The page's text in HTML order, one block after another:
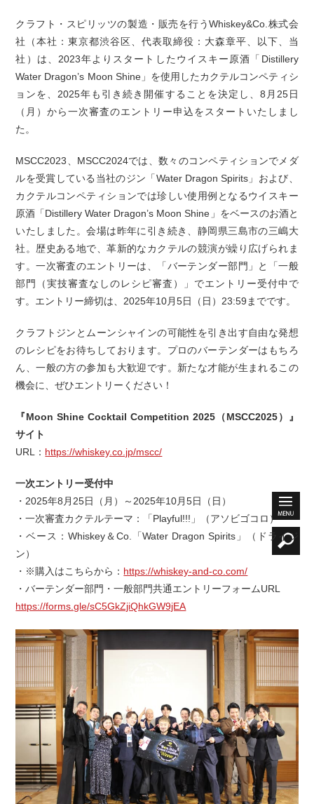
クラフト・スピリッツの製造・販売を行うWhiskey&Co.株式会
社（本社：東京都渋谷区、代表取締役：大森章平、以下、当
社）は、2023年よりスタートしたウイスキー原酒「Distillery
Water Dragon’s Moon Shine」を使用したカクテルコンペティシ
ョンを、2025年も引き続き開催することを決定し、8月25日
（月）から一次審査のエントリー申込をスタートいたしまし
た。
MSCC2023、MSCC2024では、数々のコンペティションでメダ
ルを受賞している当社のジン「Water Dragon Spirits」および、
カクテルコンペティションでは珍しい使用例となるウイスキー
原酒「Distillery Water Dragon’s Moon Shine」をベースのお酒と
いたしました。会場は昨年に引き続き、静岡県三島市の三嶋大
社。歴史ある地で、革新的なカクテルの競演が繰り広げられま
す。一次審査のエントリーは、「バーテンダー部門」と「一般
部門（実技審査なしのレシピ審査）」でエントリー受付中で
す。エントリー締切は、2025年10月5日（日）23:59までです。
クラフトジンとムーンシャインの可能性を引き出す自由な発想
のレシピをお待ちしております。プロのバーテンダーはもちろ
ん、一般の方の参加も大歓迎です。新たな才能が生まれるこの
機会に、ぜひエントリーください！
『Moon Shine Cocktail Competition 2025（MSCC2025）』
サイト
URL： https://whiskey.co.jp/mscc/
一次エントリー受付中
・2025年8月25日（月）～2025年10月5日（日）
・一次審査カクテルテーマ：「Playful!!!」（アソビゴコロ）
・ベース：Whiskey＆Co.「Water Dragon Spirits」（ドライジ
ン）
・※購入はこちらから： https://whiskey-and-co.com/
・バーテンダー部門・一般部門共通エントリーフォームURL
https://forms.gle/sC5GkZjiQhkGW9jEA